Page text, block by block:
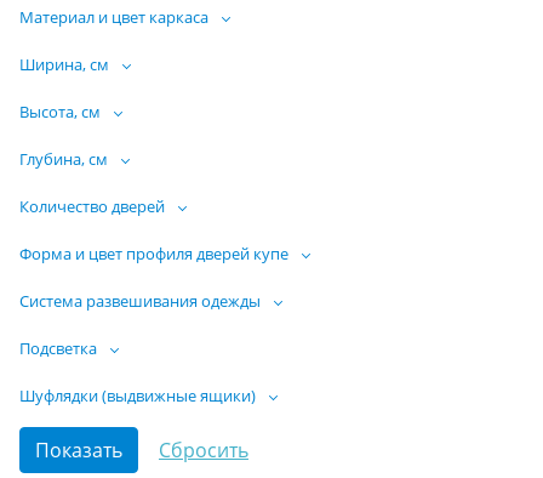
Материал и цвет каркаса
Ширина, см
Высота, см
Глубина, см
Количество дверей
Форма и цвет профиля дверей купе
Система развешивания одежды
Подсветка
Шуфлядки (выдвижные ящики)